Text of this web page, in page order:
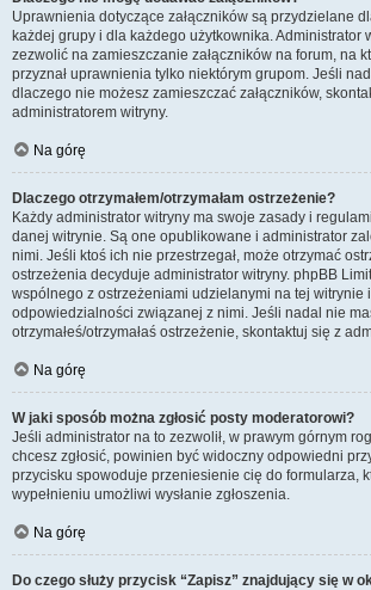
Uprawnienia dotyczące załączników są przydzielane
każdej grupy i dla każdego użytkownika. Administrator
zezwolić na zamieszczanie załączników na forum, na
przyznał uprawnienia tylko niektórym grupom. Jeśli
dlaczego nie możesz zamieszczać załączników,
administratorem witryny.
Na górę
Dlaczego otrzymałem/otrzymałam ostrzeżenie?
Każdy administrator witryny ma swoje zasady i
danej witrynie. Są one opublikowane i administrator
nimi. Jeśli ktoś ich nie przestrzegał, może otrzymać
ostrzeżenia decyduje administrator witryny. phpBB
wspólnego z ostrzeżeniami udzielanymi na tej witrynie
odpowiedzialności związanej z nimi. Jeśli nadal nie
otrzymałeś/otrzymałaś ostrzeżenie, skontaktuj się z
Na górę
W jaki sposób można zgłosić posty moderatorowi?
Jeśli administrator na to zezwolił, w prawym górnym
chcesz zgłosić, powinien być widoczny odpowiedni
przycisku spowoduje przeniesienie cię do formularza,
wypełnieniu umożliwi wysłanie zgłoszenia.
Na górę
Do czego służy przycisk “Zapisz” znajdujący się w